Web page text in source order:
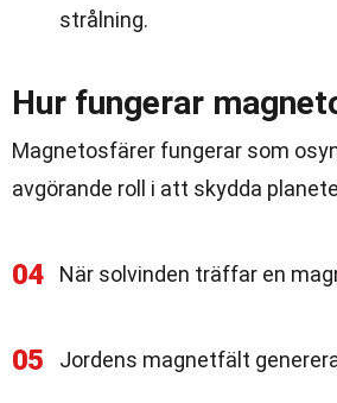
strålning.
Hur fungerar
Magnetosfärer fungerar som
avgörande roll i att skydda
04 När solvinden träffar en
05 Jordens magnetfält